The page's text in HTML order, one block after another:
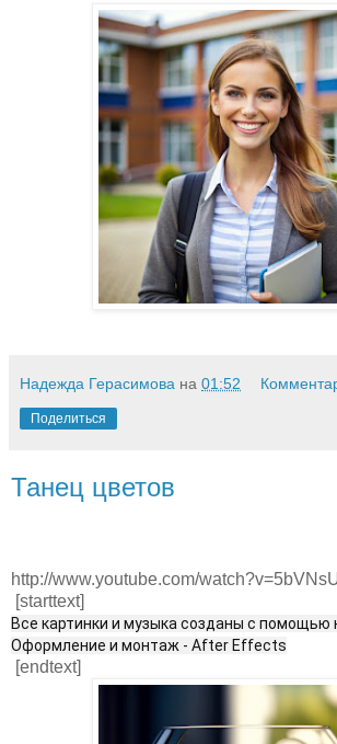
Надежда Герасимова на 01:52
Поделиться
Танец цветов
http://www.youtube.com/
[starttext]
Все картинки и музыка созданы с помощью
Оформление и монтаж - After Effects
[endtext]